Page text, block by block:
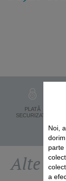
PLATĂ
SECURIZATĂ
Alte
Noi,
parte
a